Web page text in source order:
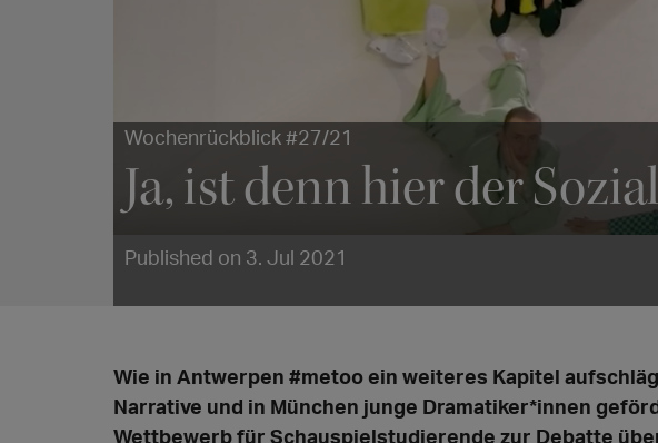
Wochenrückblick #27/21
Ja, ist denn hier der
Published on 3. Jul 2021
Wie in Antwerpen #metoo ein weiteres Kapitel
Narrative und in München junge Dramatiker*innen
Wettbewerb für Schauspielstudierende zur Debatte